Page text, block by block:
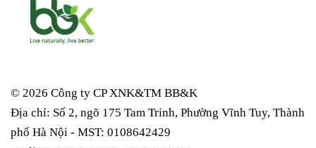
© 2026 Công ty CP XNK&TM BB&K
Địa chỉ: Số 2, ngõ 175 Tam Trinh, Phường Vĩnh Tuy, Thành
phố Hà Nội - MST: 0108642429